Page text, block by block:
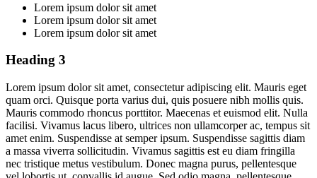
Lorem ipsum dolor sit amet
Lorem ipsum dolor sit amet
Lorem ipsum dolor sit amet
Heading 3
Lorem ipsum dolor sit amet, consectetur adipiscing elit. Mauris eget
quam orci. Quisque porta varius dui, quis posuere nibh mollis quis.
Mauris commodo rhoncus porttitor. Maecenas et euismod elit. Nulla
facilisi. Vivamus lacus libero, ultrices non ullamcorper ac, tempus sit
amet enim. Suspendisse at semper ipsum. Suspendisse sagittis diam
a massa viverra sollicitudin. Vivamus sagittis est eu diam fringilla
nec tristique metus vestibulum. Donec magna purus, pellentesque